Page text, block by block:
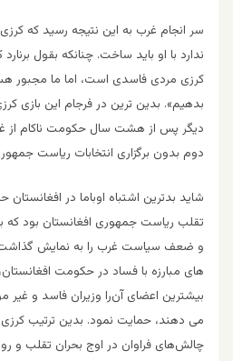
سر انجام غرب به این نتیجه رسید که
ندارد با او باید ساخت. چنانكه بقول
کرزی مردی فاسدی است، اما ما مجبور
بدهیم». بدین ترین در فرجام این بازی
دیگر پس از هشت سال حکومت ناکام از
دوم بدون برگزاری انتخابات ریاست
شاید بدترین اشتباه اوباما در افغانستان
تقلب ریاست جمهوری افغانستان بود که
و ضعف سیاست غرب را به نمایش گذاشت.
های مبارزه با فساد در حکومت
بیشترین اعضای آن‌را وزیران فاسد و
چالش‌های فراوان در اوج بحران تقلب و